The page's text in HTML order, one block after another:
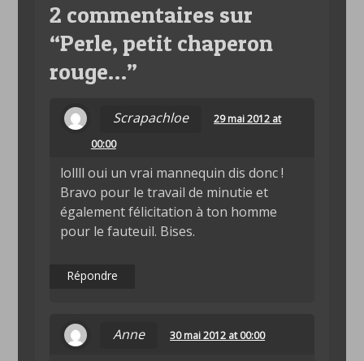
2 commentaires sur
“Perle, petit chaperon
rouge…”
Scrapachloe
29 mai 2012 at
00:00
lollll oui un vrai mannequin dis donc !
Bravo pour le travail de minutie et
également félicitation à ton homme
pour le fauteuil. Bises.
Répondre
Anne 30 mai 2012 at 00:00